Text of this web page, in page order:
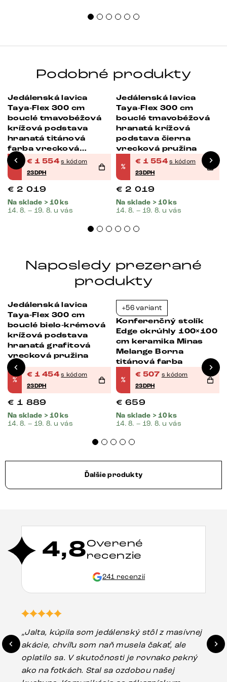
Podobné produkty
Jedálenská lavica
Taya-Flex 300 cm
bouclé tmavobéžová
krížová podstava
hranatá titánová
farba vrecková
pružina
%
€ 1 554 s kódom
23DPH
€ 2 019
Na sklade > 10 ks
14. 8. – 19. 8. u vás
Jedálenská lavica
Taya-Flex 300 cm
bouclé tmavobéžová
hranatá krížová
podstava čierna
vrecková pružina
%
€ 1 554 s kódom
23DPH
€ 2 019
Na sklade > 10 ks
14. 8. – 19. 8. u vás
Naposledy prezerané
produkty
Jedálenská lavica
Taya-Flex 300 cm
bouclé bielo-krémová
krížová podstava
hranatá grafitová
vrecková pružina
%
€ 1 454 s kódom
23DPH
€ 1 889
Na sklade > 10 ks
14. 8. – 19. 8. u vás
+56 variant
Konferenčný stolík
Edge okrúhly 100×100
cm keramika Minas
Melange Borna
titánová farba
%
€ 507 s kódom
23DPH
€ 659
Na sklade > 10 ks
14. 8. – 19. 8. u vás
Ďalšie produkty
4,8Overené
recenzie
241 recenzií
„Jalta, kúpila som jedálenský stôl z masívnej
akácie, chvíľu som naň musela čakať, ale
oplatilo sa. V skutočnosti je rovnako pekný
ako na fotkách. Stal sa ozdobou našej